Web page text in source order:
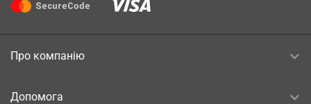
Про компанію
Допомога